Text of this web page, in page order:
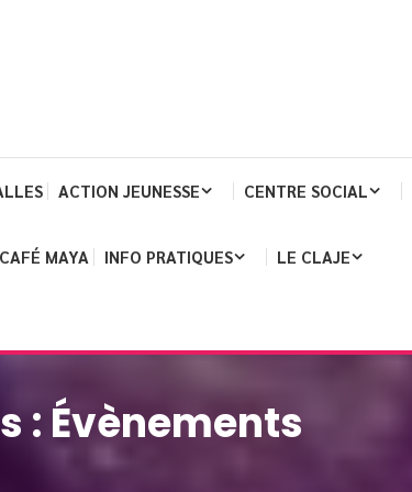
ACTION JEUNESSE CENTRE SOCIAL
CAFÉ MAYA INFO PRATIQUES LE CLAJE
: Évènements